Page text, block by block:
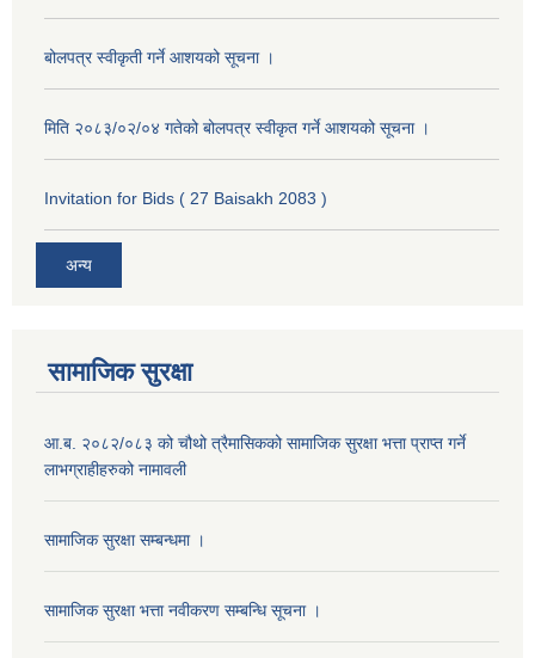
बोलपत्र स्वीकृती गर्ने आशयको सूचना ।
मिति २०८३/०२/०४ गतेको बोलपत्र स्वीकृत गर्ने आशयको सूचना ।
Invitation for Bids ( 27 Baisakh 2083 )
अन्य
सामाजिक सुरक्षा
आ.ब. २०८२/०८३ को चौथो त्रैमासिकको सामाजिक सुरक्षा भत्ता प्राप्त गर्ने
लाभग्राहीहरुको नामावली
सामाजिक सुरक्षा सम्बन्धमा ।
सामाजिक सुरक्षा भत्ता नवीकरण सम्बन्धि सूचना ।